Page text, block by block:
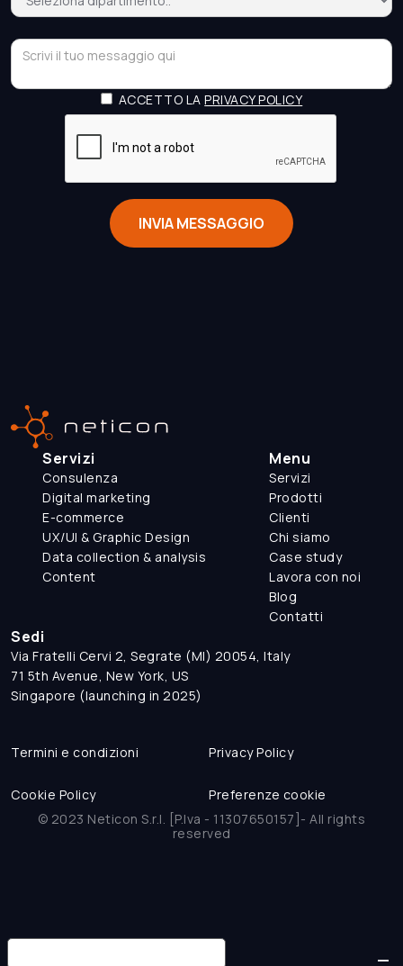
ACCETTO LAPRIVACY POLICY
Servizi
Consulenza
Digital marketing
E-commerce
UX/UI & Graphic Design
Data collection & analysis
Content
Menu
Servizi
Prodotti
Clienti
Chi siamo
Case study
Lavora con noi
Blog
Contatti
Sedi
Via Fratelli Cervi 2, Segrate (MI) 20054, Italy
71 5th Avenue, New York, US
Singapore (launching in 2025)
Termini e condizioni Privacy Policy
Cookie Policy
Preferenze cookie
© 2023 Neticon S.r.l. [P.Iva - 11307650157]- All rights
reserved